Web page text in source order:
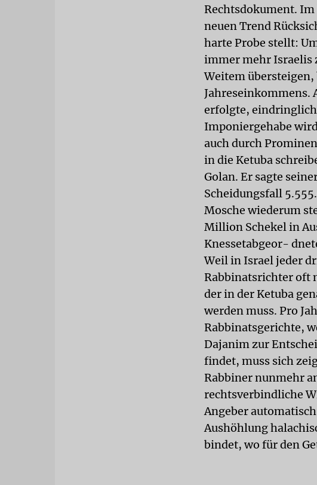
Rechtsdokument.
neuen Trend
harte Probe stellt:
immer mehr Israelis
Weitem
Jahreseinkommens.
erfolgte,
Imponiergehabe
auch durch
in die Ketuba
Golan. Er sagte
Scheidungsfall
Mosche wiederum
Million Schekel in
Knessetabgeor-
Weil in Israel jeder
Rabbinatsrichter oft
der in der Ketuba
werden muss. Pro
Rabbinatsgerichte,
Dajanim zur
findet, muss sich
Rabbiner nunmehr
rechtsverbindliche
Angeber
Aushöhlung
bindet, wo für den